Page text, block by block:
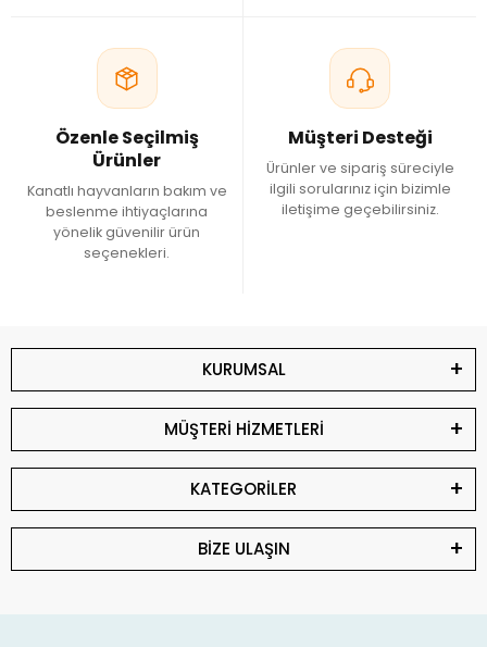
Özenle Seçilmiş
Ürünler
Kanatlı hayvanların bakım ve
beslenme ihtiyaçlarına
yönelik güvenilir ürün
seçenekleri.
Müşteri Desteği
Ürünler ve sipariş süreciyle
ilgili sorularınız için bizimle
iletişime geçebilirsiniz.
KURUMSAL
MÜŞTERİ HİZMETLERİ
KATEGORİLER
BİZE ULAŞIN